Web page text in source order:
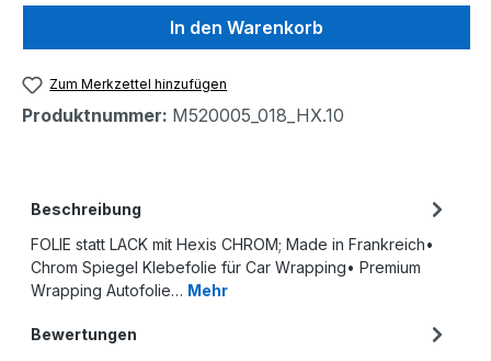
In den Warenkorb
Zum Merkzettel hinzufügen
Produktnummer: M520005_018_HX.10
Beschreibung
FOLIE statt LACK mit Hexis CHROM; Made in Frankreich•
Chrom Spiegel Klebefolie für Car Wrapping• Premium
Wrapping Autofolie… Mehr
Bewertungen